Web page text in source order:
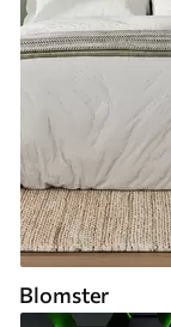
Blomster